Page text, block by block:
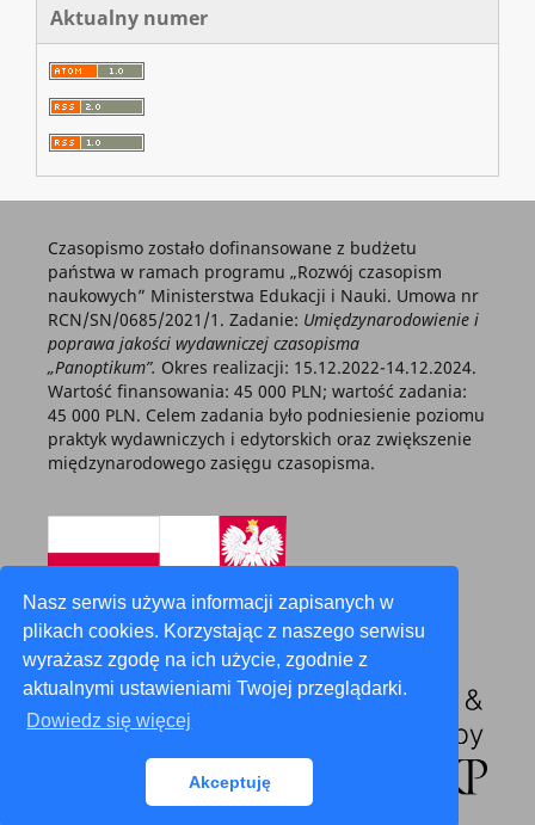
Nasz serwis używa informacji zapisanych w
plikach cookies. Korzystając z naszego serwisu
wyrażasz zgodę na ich użycie, zgodnie z
aktualnymi ustawieniami Twojej przeglądarki.
Dowiedz się więcej
Akceptuję
Aktualny numer
Czasopismo zostało dofinansowane z budżetu
państwa w ramach programu „Rozwój czasopism
naukowych” Ministerstwa Edukacji i Nauki. Umowa nr
RCN/SN/0685/2021/1. Zadanie: Umiędzynarodowienie i
poprawa jakości wydawniczej czasopisma
„Panoptikum”. Okres realizacji: 15.12.2022-14.12.2024.
Wartość finansowania: 45 000 PLN; wartość zadania:
45 000 PLN. Celem zadania było podniesienie poziomu
praktyk wydawniczych i edytorskich oraz zwiększenie
międzynarodowego zasięgu czasopisma.